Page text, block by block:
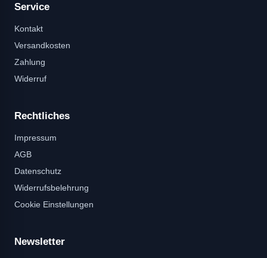
Service
Kontakt
Versandkosten
Zahlung
Widerruf
Rechtliches
Impressum
AGB
Datenschutz
Widerrufsbelehrung
Cookie Einstellungen
Newsletter